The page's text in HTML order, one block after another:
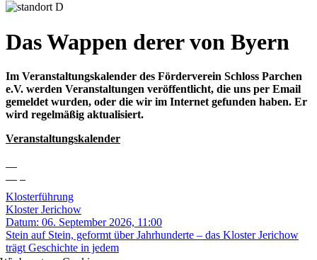
Das Wappen derer von Byern
Im Veranstaltungskalender des Förderverein Schloss Parchen
e.V. werden Veranstaltungen veröffentlicht, die uns per Email
gemeldet wurden, oder die wir im Internet gefunden haben. Er
wird regelmäßig aktualisiert.
Veranstaltungskalender
Klosterführung
Kloster Jerichow
Datum: 06. September 2026, 11:00
Stein auf Stein, geformt über Jahrhunderte – das Kloster Jerichow
trägt Geschichte in jedem